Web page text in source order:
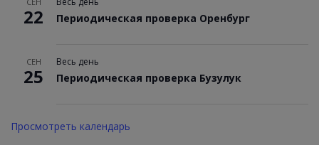
22 Периодическая проверка Оренбург
СЕН
25
Весь день
Периодическая проверка Бузулук
Просмотреть календарь